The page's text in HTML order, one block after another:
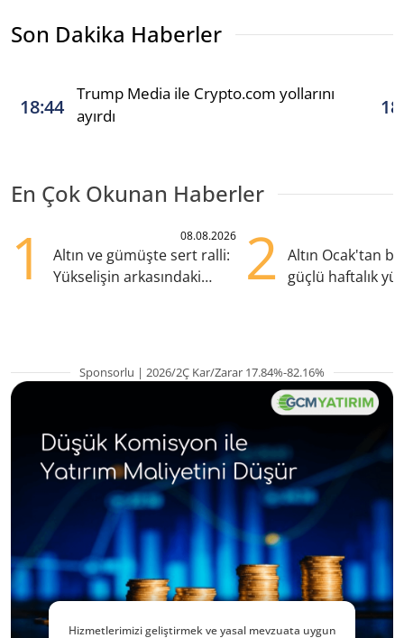
Son Dakika Haberler
18:44
Trump Media ile Crypto.com yollarını
ayırdı
En Çok Okunan Haberler
1 08.08.2026
Altın ve gümüşte sert ralli:
Yükselişin arkasındaki
2
Altın Ocak'tan
güçlü haftalık
Sponsorlu | 2026/2Ç Kar/Zarar 17.84%-82.16%
Hizmetlerimizi geliştirmek ve yasal mevzuata uygun